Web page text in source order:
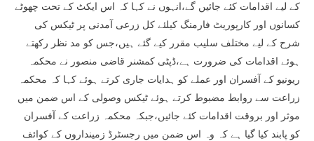
کے لیے اقدامات کئے جائیں گے،انہوں نے کہا کہ اس ایکٹ کے تحت چھوٹے
کسانوں اور کارپوریٹ فارمنگ کیلئے کل زرعی آمدنی پر ٹیکس کی
شرح کے لیے مختلف سلیب مقرر کیے گئے ہیں،جس کو مد نظر رکھتے
ہوئے اقدامات کی ضرورت ہے،ڈپٹی کمشنر قاضی منصور نے محکمہ
ریونیو کے آفسران اور عملے کو ہدایات جاری کرتے ہوئے کہا کہ محکمہ
زراعت سے روابط مضبوط کرتے ہوئے ٹیکس وصولی کے اس ضمن میں
موثر اور بروقت اقدامات کئے جائیں،جبکہ محکمہ زراعت کے آفسران
کو پابند کیا گیا ہے کہ وہ اس ضمن میں رجسٹرڈ زمینداروں کے کوائف